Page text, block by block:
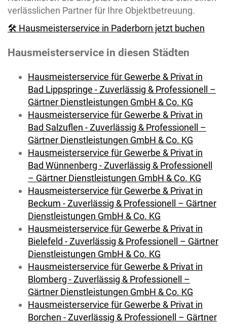
verlässlichen Partner für Ihre Objektbetreuung.
🛠️ Hausmeisterservice in Paderborn jetzt buchen
Hausmeisterservice in diesen Städten
Hausmeisterservice für Gewerbe & Privat in
Bad Lippspringe - Zuverlässig & Professionell –
Gärtner Dienstleistungen GmbH & Co. KG
Hausmeisterservice für Gewerbe & Privat in
Bad Salzuflen - Zuverlässig & Professionell –
Gärtner Dienstleistungen GmbH & Co. KG
Hausmeisterservice für Gewerbe & Privat in
Bad Wünnenberg - Zuverlässig & Professionell
– Gärtner Dienstleistungen GmbH & Co. KG
Hausmeisterservice für Gewerbe & Privat in
Beckum - Zuverlässig & Professionell – Gärtner
Dienstleistungen GmbH & Co. KG
Hausmeisterservice für Gewerbe & Privat in
Bielefeld - Zuverlässig & Professionell – Gärtner
Dienstleistungen GmbH & Co. KG
Hausmeisterservice für Gewerbe & Privat in
Blomberg - Zuverlässig & Professionell –
Gärtner Dienstleistungen GmbH & Co. KG
Hausmeisterservice für Gewerbe & Privat in
Borchen - Zuverlässig & Professionell – Gärtner